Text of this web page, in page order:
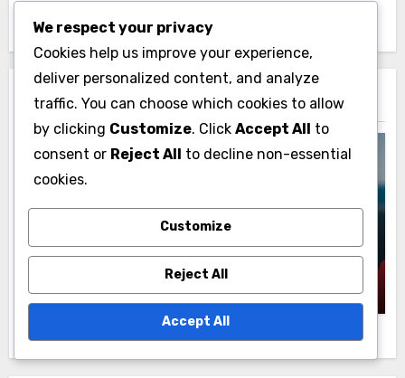
Related Post
Estatísticas e Médias de Críquete na Polônia
Acompanhamento das Médias dos
Jogadores no Críquete Polonês
Samuel Grayson 12/12/2025
We respect your privacy
Cookies help us improve your experience,
deliver personalized content, and analyze
traffic. You can choose which cookies to allow
by clicking Customize. Click Accept All to
consent or Reject All to decline non-essential
cookies.
Customize
Reject All
Accept All